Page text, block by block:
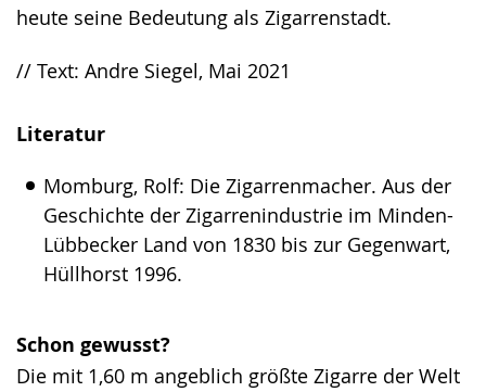
heute seine Bedeutung als Zigarrenstadt.
// Text: Andre Siegel, Mai 2021
Literatur
Momburg, Rolf: Die Zigarrenmacher. Aus der
Geschichte der Zigarrenindustrie im Minden-
Lübbecker Land von 1830 bis zur Gegenwart,
Hüllhorst 1996.
Schon gewusst?
Die mit 1,60 m angeblich größte Zigarre der Welt